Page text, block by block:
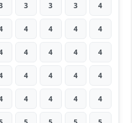
3 3 3 4
4 4 4 4
4 4 4 4
4 4 4 4
4 4 4 4